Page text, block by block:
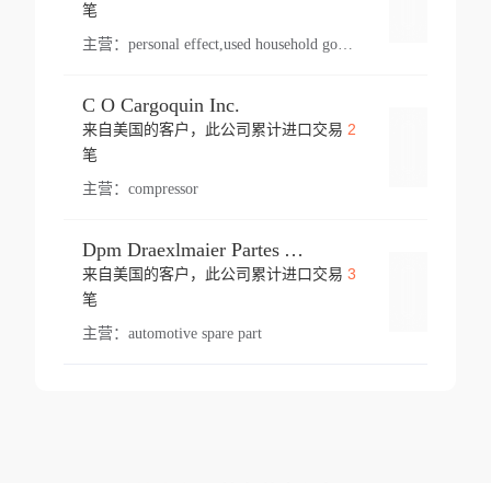
笔
主营： personal effect,used household goods
C O Cargoquin Inc.
来自美国的客户，此公司累计进口交易 2
笔
主营： compressor
Dpm Draexlmaier Partes Automotrices Corr Ind Huejotzingo
来自美国的客户，此公司累计进口交易 3
笔
主营： automotive spare part